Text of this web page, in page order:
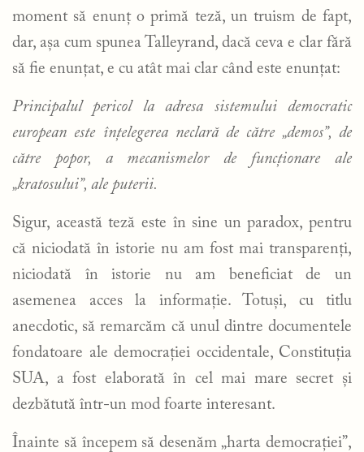
moment să enunț o primă teză, un truism de fapt,
dar, așa cum spunea Talleyrand, dacă ceva e clar fără
să fie enunțat, e cu atât mai clar când este enunțat:
Principalul pericol la adresa sistemului democratic
european este înțelegerea neclară de către „demos”, de
către popor, a mecanismelor de funcționare ale
„kratosului”, ale puterii.
Sigur, această teză este în sine un paradox, pentru
că niciodată în istorie nu am fost mai transparenți,
niciodată în istorie nu am beneficiat de un
asemenea acces la informație. Totuși, cu titlu
anecdotic, să remarcăm că unul dintre documentele
fondatoare ale democrației occidentale, Constituția
SUA, a fost elaborată în cel mai mare secret și
dezbătută într-un mod foarte interesant.
Înainte să începem să desenăm „harta democrației”,